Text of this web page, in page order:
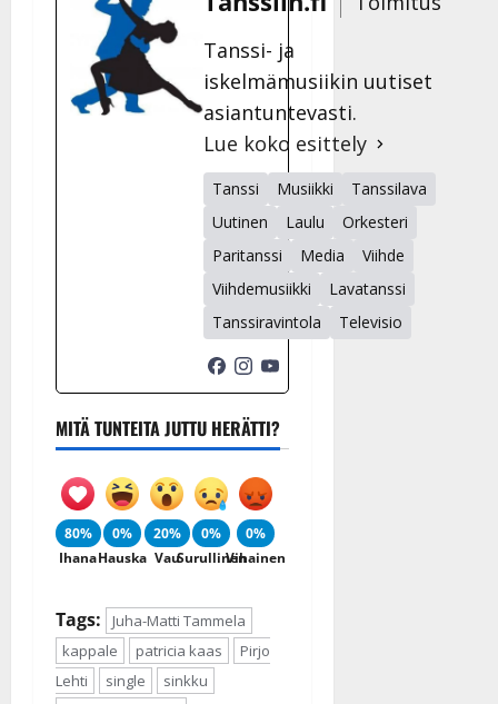
Tanssi- ja
iskelmämusiikin uutiset
asiantuntevasti.
Lue koko esittely
Tanssi Musiikki
Tanssilava
Uutinen
Laulu
Orkesteri
Paritanssi
Media
Viihde
Viihdemusiikki
Lavatanssi
Tanssiravintola
Televisio
MITÄ TUNTEITA JUTTU HERÄTTI?
80%
Ihana
0%
Hauska
20%
Vau
0%
Surullinen
0%
Vihainen
Tags:
Juha-Matti Tammela
kappale
patricia kaas
Pirjo
Lehti
single
sinkku